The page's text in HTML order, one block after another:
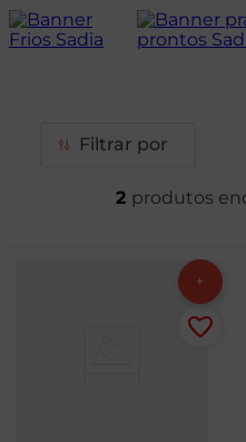
Filtrar
2
Leite